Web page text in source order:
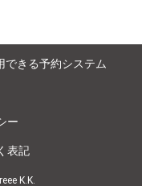
できる予約システム
ー
表記
K.K.